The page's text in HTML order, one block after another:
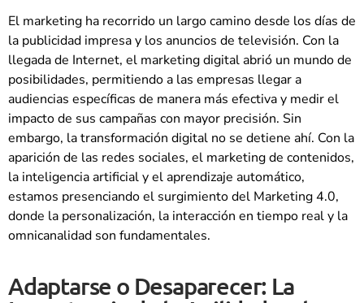
El marketing ha recorrido un largo camino desde los días de
la publicidad impresa y los anuncios de televisión. Con la
llegada de Internet, el marketing digital abrió un mundo de
posibilidades, permitiendo a las empresas llegar a
audiencias específicas de manera más efectiva y medir el
impacto de sus campañas con mayor precisión. Sin
embargo, la transformación digital no se detiene ahí. Con la
aparición de las redes sociales, el marketing de contenidos,
la inteligencia artificial y el aprendizaje automático,
estamos presenciando el surgimiento del Marketing 4.0,
donde la personalización, la interacción en tiempo real y la
omnicanalidad son fundamentales.
Adaptarse o Desaparecer: La